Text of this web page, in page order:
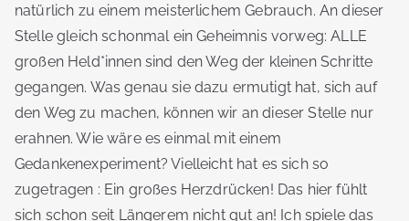
natürlich zu einem meisterlichem Gebrauch. An dieser
Stelle gleich schonmal ein Geheimnis vorweg: ALLE
großen Held*innen sind den Weg der kleinen Schritte
gegangen. Was genau sie dazu ermutigt hat, sich auf
den Weg zu machen, können wir an dieser Stelle nur
erahnen. Wie wäre es einmal mit einem
Gedankenexperiment? Vielleicht hat es sich so
zugetragen : Ein großes Herzdrücken! Das hier fühlt
sich schon seit Längerem nicht gut an! Ich spiele das